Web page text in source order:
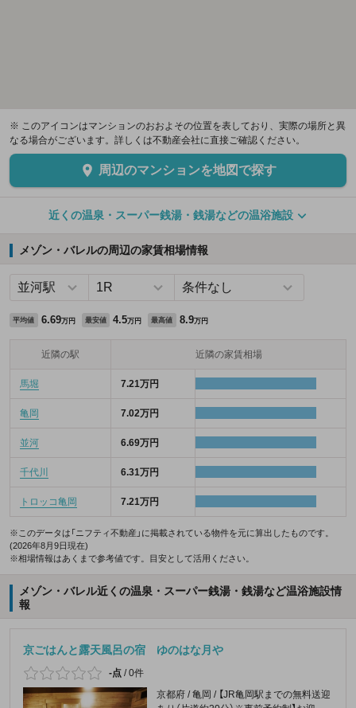
※ このアイコンはマンションのおおよその位置を表しており、実際の場所と異
なる場合がございます。詳しくは不動産会社に直接ご確認ください。
周辺のマンションを地図で探す
近くの温泉・スーパー銭湯・銭湯などの温浴施設
メゾン・バレルの周辺の家賃相場情報
平均値 6.69万円 最安値 4.5万円 最高値 8.9万円
近隣の駅 近隣の家賃相場
馬堀 7.21万円
亀岡 7.02万円
並河 6.69万円
千代川 6.31万円
トロッコ亀岡 7.21万円
※このデータは「ニフティ不動産」に掲載されている物件を元に算出したものです。
(2026年8月9日現在)
※相場情報はあくまで参考値です。目安として活用ください。
メゾン・バレル近くの温泉・スーパー銭湯・銭湯など温浴施設情
報
京ごはんと露天風呂の宿 ゆのはな月や
-点 /0件
京都府 / 亀岡 / 【JR亀岡駅までの無料送迎